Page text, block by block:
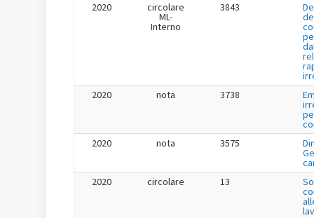
2020
circolare
ML-
Interno
3843
2020
nota 3738
2020
nota 3575
2020
circolare 13